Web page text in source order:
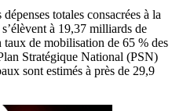
totales consacrées à la
à 19,37 milliards de
de mobilisation de 65 % des
Stratégique National (PSN)
sont estimés à près de 29,9